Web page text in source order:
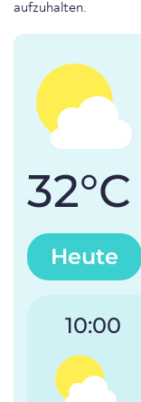
aufzuhalten.
32°C
Heute
10:00